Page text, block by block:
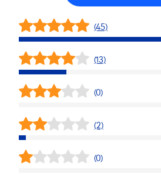
(45)
(13)
(0)
(2)
(0)